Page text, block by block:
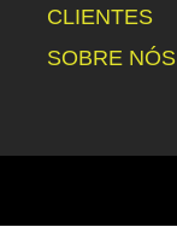
CLIENTES
SOBRE NÓS